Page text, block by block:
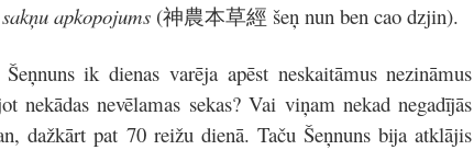
apkopojums(神農本草經 šeņ nun ben cao dzjin).
ik dienas varēja apēst neskaitāmus nezināmus
nekādas nevēlamas sekas? Vai viņam nekad negadījās
dažkārt pat 70 reižu dienā. Taču Šeņnuns bija atklājis